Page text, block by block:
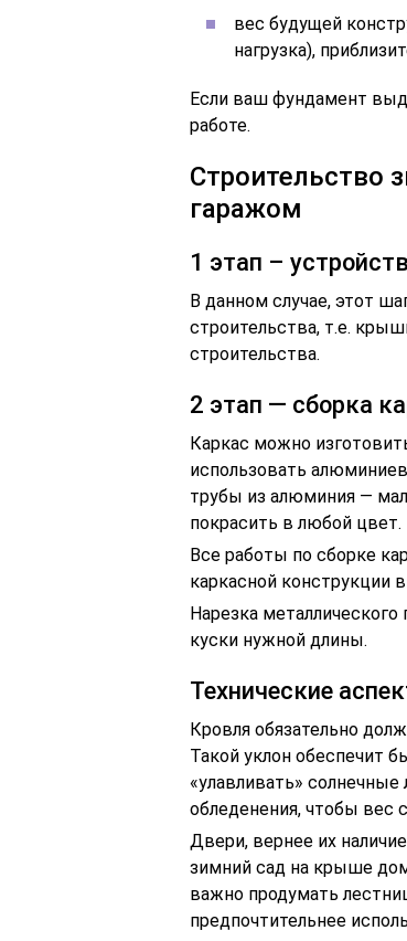
вес будущей
нагрузка),
Если ваш фундамент
работе.
Строительство
гаражом
1 этап –
В данном случае, этот
строительства, т.е.
строительства.
2 этап — сборка
Каркас можно
использовать
трубы из алюминия —
покрасить в любой цвет.
Все работы по сборке
каркасной конструкции
Нарезка
куски нужной длины.
Технические
Кровля обязательно
Такой уклон обеспечит
«улавливать»
обледенения, чтобы вес
Двери, вернее их
зимний сад на крыше
важно продумать
предпочтительнее